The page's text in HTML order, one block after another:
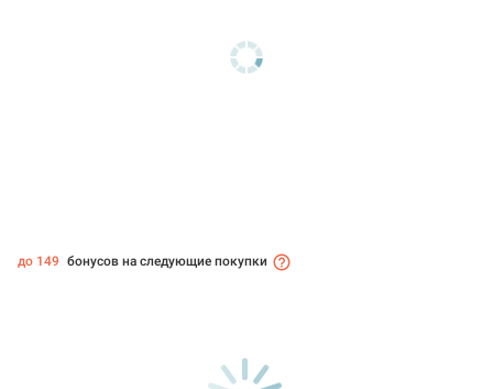
до 149 бонусов на следующие покупки